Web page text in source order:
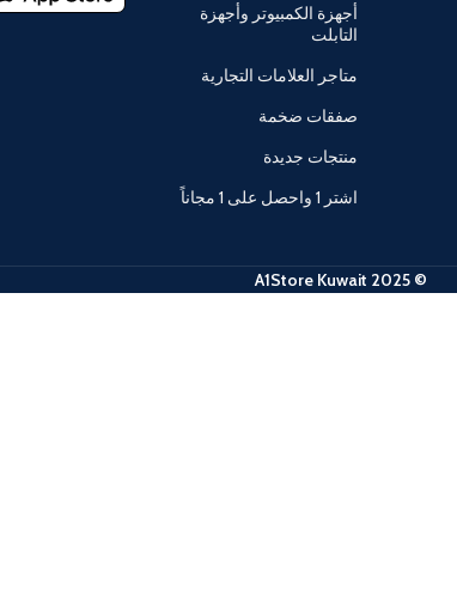
أجهزة الكمبيوتر وأجهزة
التابلت
متاجر العلامات التجارية
صفقات ضخمة
منتجات جديدة
اشتر 1 واحصل على 1 مجاناً
© 2025 A1Store Kuwait